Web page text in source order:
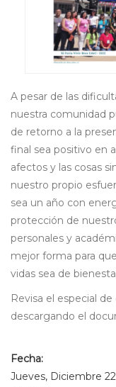
A pesar de las
nuestra comunidad
de retorno a la
final sea positivo en
afectos y las cosas
nuestro propio
sea un año con
protección de
personales y
mejor forma para
vidas sea de
Revisa el especial
descargando el
Fecha:
Jueves, Diciembre